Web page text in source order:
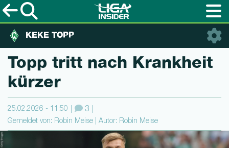
KEKE TOPP
Topp tritt nach Krankheit
kürzer
25.02.2026 - 11:50 3
Gemeldet von: Robin Meise | Autor: Robin Meise